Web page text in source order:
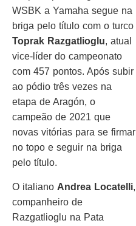
WSBK a Yamaha segue na
briga pelo título com o turco
Toprak Razgatlioglu, atual
vice-líder do campeonato
com 457 pontos. Após subir
ao pódio três vezes na
etapa de Aragón, o
campeão de 2021 que
novas vitórias para se firmar
no topo e seguir na briga
pelo título.
O italiano Andrea Locatelli,
companheiro de
Razgatlioglu na Pata